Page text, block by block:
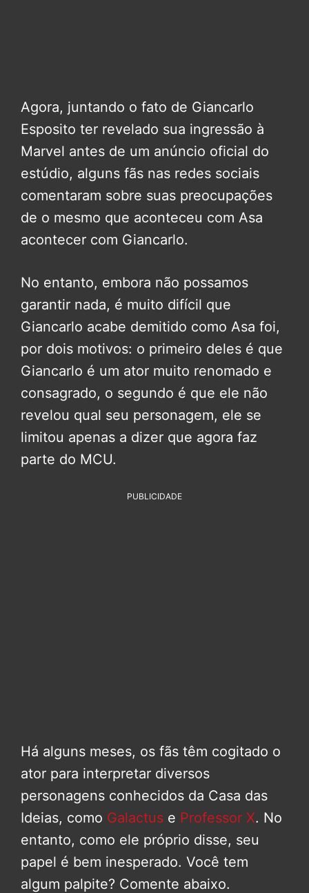
Agora, juntando o fato de Giancarlo
Esposito ter revelado sua ingressão à
Marvel antes de um anúncio oficial do
estúdio, alguns fãs nas redes sociais
comentaram sobre suas preocupações
de o mesmo que aconteceu com Asa
acontecer com Giancarlo.
No entanto, embora não possamos
garantir nada, é muito difícil que
Giancarlo acabe demitido como Asa foi,
por dois motivos: o primeiro deles é que
Giancarlo é um ator muito renomado e
consagrado, o segundo é que ele não
revelou qual seu personagem, ele se
limitou apenas a dizer que agora faz
parte do MCU.
PUBLICIDADE
Há alguns meses, os fãs têm cogitado o
ator para interpretar diversos
personagens conhecidos da Casa das
Ideias, como Galactus e Professor X. No
entanto, como ele próprio disse, seu
papel é bem inesperado. Você tem
algum palpite? Comente abaixo.